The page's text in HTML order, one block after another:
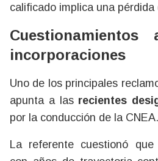
calificado implica una
incorporaciones
Uno de los principales
apunta a las recientes
por la conducción de la CNEA.
La referente cuestionó que